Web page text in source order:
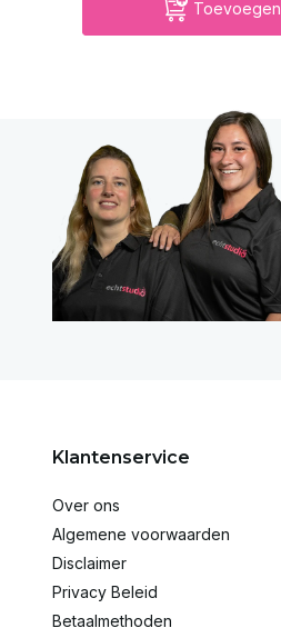
Toevoegen
Klantenservice
Over ons
Algemene voorwaarden
Disclaimer
Privacy Beleid
Betaalmethoden